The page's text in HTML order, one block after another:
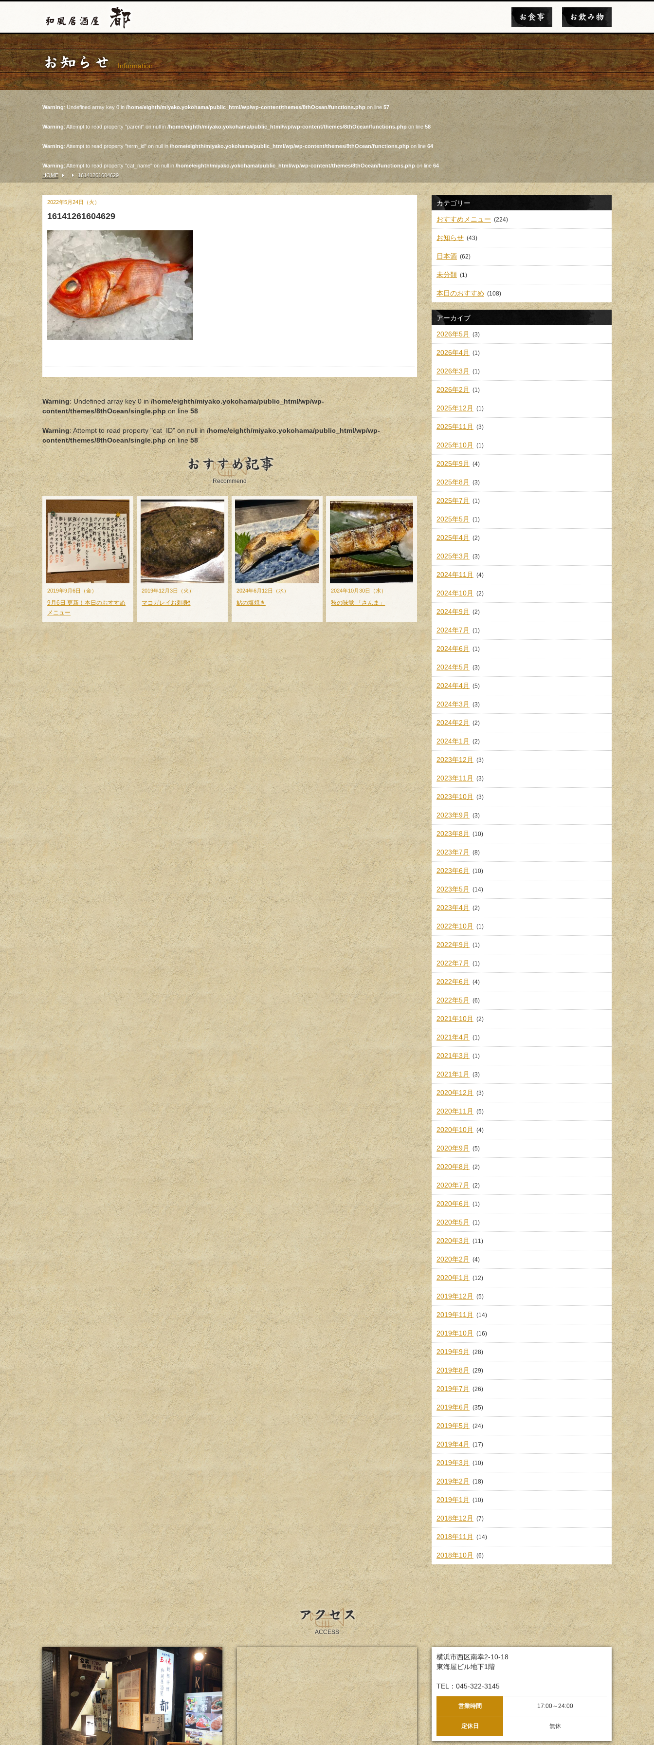
お食事 お飲み物
お知らせ Information
Warning: Undefined array key 0 in /home/eighth/miyako.yokohama/public_html/wp/wp-content/themes/8thOcean/functions.phpon line57
Warning: Attempt to read property "parent" on null in/home/eighth/miyako.yokohama/public_html/wp/wp-content/themes/8thOcean/functions.php on line 58
Warning: Attempt to read property "term_id" on null in/home/eighth/miyako.yokohama/public_html/wp/wp-content/themes/8thOcean/functions.php on line 64
Warning: Attempt to read property "cat_name" on null in /home/eighth/miyako.yokohama/public_html/wp/wp-content/themes/8thOcean/functions.php on line 64
HOME
16141261604629
2022年5月24日（火）
16141261604629
Warning: Undefined array key 0 in/home/eighth/miyako.yokohama/public_html/wp/wp-
content/themes/8thOcean/single.phpon line58
Warning: Attempt to read property "cat_ID" on null in /home/eighth/miyako.yokohama/public_html/wp/wp-
content/themes/8thOcean/single.phpon line58
おすすめ記事
Recommend
2019年9月6日（金）
9月6日 更新！本日のおすすめ
メニュー
2019年12月3日（火）
マコガレイお刺身❗️
2024年6月12日（水）
鮎の塩焼き
2024年10月30日（水）
秋の味覚 「さんま」
カテゴリー
おすすめメニュー (224)
お知らせ (43)
日本酒 (62)
未分類 (1)
本日のおすすめ (108)
アーカイブ
2026年5月 (3)
2026年4月 (1)
2026年3月 (1)
2026年2月 (1)
2025年12月 (1)
2025年11月 (3)
2025年10月 (1)
2025年9月 (4)
2025年8月 (3)
2025年7月 (1)
2025年5月 (1)
2025年4月 (2)
2025年3月 (3)
2024年11月 (4)
2024年10月 (2)
2024年9月 (2)
2024年7月 (1)
2024年6月 (1)
2024年5月 (3)
2024年4月 (5)
2024年3月 (3)
2024年2月 (2)
2024年1月 (2)
2023年12月 (3)
2023年11月 (3)
2023年10月 (3)
2023年9月 (3)
2023年8月 (10)
2023年7月 (8)
2023年6月 (10)
2023年5月 (14)
2023年4月 (2)
2022年10月 (1)
2022年9月 (1)
2022年7月 (1)
2022年6月 (4)
2022年5月 (6)
2021年10月 (2)
2021年4月 (1)
2021年3月 (1)
2021年1月 (3)
2020年12月 (3)
2020年11月 (5)
2020年10月 (4)
2020年9月 (5)
2020年8月 (2)
2020年7月 (2)
2020年6月 (1)
2020年5月 (1)
2020年3月 (11)
2020年2月 (4)
2020年1月 (12)
2019年12月 (5)
2019年11月 (14)
2019年10月 (16)
2019年9月 (28)
2019年8月 (29)
2019年7月 (26)
2019年6月 (35)
2019年5月 (24)
2019年4月 (17)
2019年3月 (10)
2019年2月 (18)
2019年1月 (10)
2018年12月 (7)
2018年11月 (14)
2018年10月 (6)
アクセス
ACCESS
横浜市西区南幸2-10-18
東海屋ビル地下1階
TEL：045-322-3145
営業時間 17:00～24:00
定休日 無休